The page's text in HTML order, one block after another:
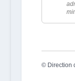
© Direction